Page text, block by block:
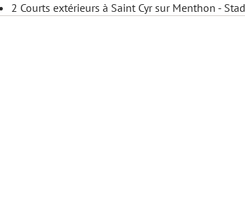
2 Courts extérieurs à Saint Cyr sur Menthon -